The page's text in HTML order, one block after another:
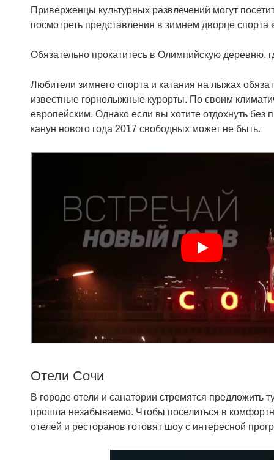
Приверженцы культурных развлечений могут
посмотреть представления в зимнем дворце спорта
Обязательно прокатитесь в Олимпийскую
Любители зимнего спорта и катания на лыжах
известные горнолыжные курорты. По своим
европейским. Однако если вы хотите отдохнуть
канун нового года 2017 свободных может не быть.
Отели Сочи
В городе отели и санатории стремятся предложить
прошла незабываемо. Чтобы поселиться в
отелей и ресторанов готовят шоу с интересной